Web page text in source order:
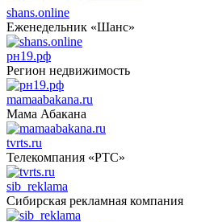
shans.online
Еженедельник «Шанс»
рн19.рф
Регион недвижимость
mamaabakana.ru
Мама Абакана
tvrts.ru
Телекомпания «РТС»
sib_reklama
Сибирская рекламная компания